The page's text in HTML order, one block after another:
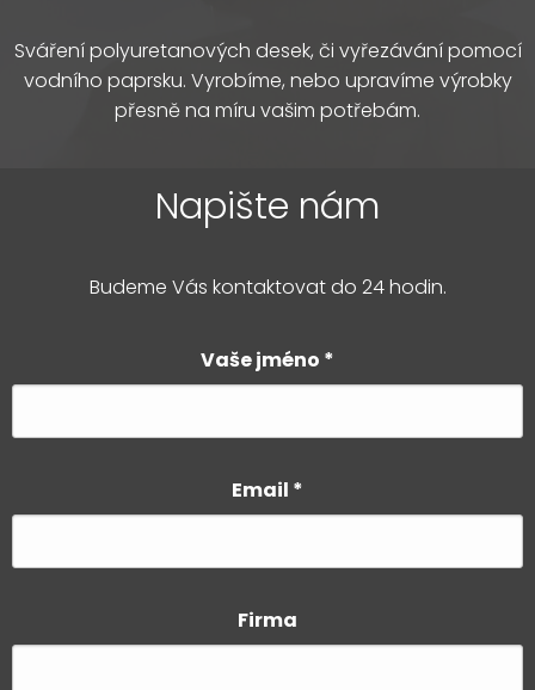
Sváření polyuretanových desek, či vyřezávání pomocí
vodního paprsku. Vyrobíme, nebo upravíme výrobky
přesně na míru vašim potřebám.
Napište nám
Budeme Vás kontaktovat do 24 hodin.
Vaše jméno *
Email *
Firma